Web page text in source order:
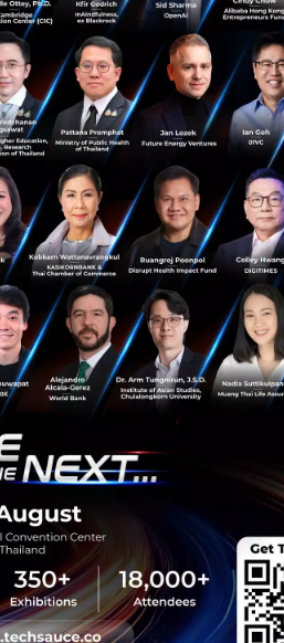
ก MIT บน edX ครบเครื่อง
ะ Supply Chain อัปสกิล
นได้ทันทีโดยไม่มีค่าใช้จ่าย...
Finance
Trending Tags
Corporate Innovation
Digital Transformation
E-Commerce
Startup
Technology